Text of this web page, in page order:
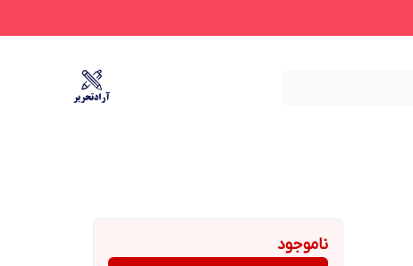
ناموجود